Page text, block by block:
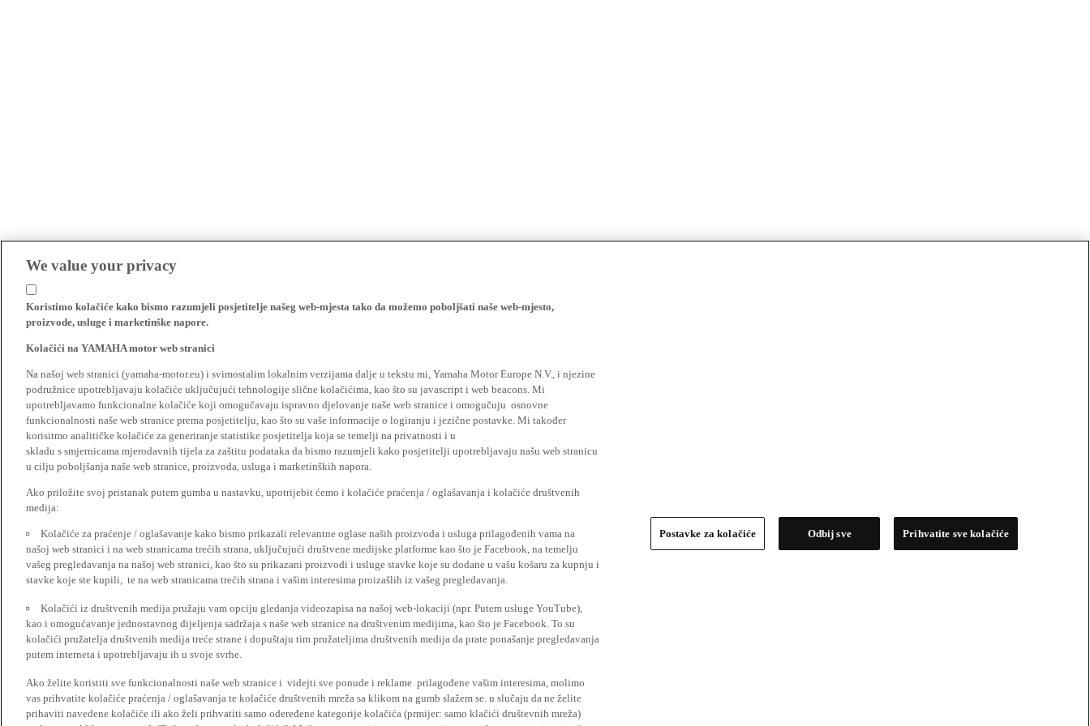
We value your privacy
Koristimo kolačiće kako bismo razumjeli posjetitelje našeg web-mjesta tako da možemo poboljšati naše web-mjesto,
proizvode, usluge i marketinške napore.
Kolačići na YAMAHA motor web stranici
Na našoj web stranici (yamaha-motor.eu) i svimostalim lokalnim verzijama dalje u tekstu mi, Yamaha Motor Europe N.V., i njezine
podružnice upotrebljavaju kolačiće uključujući tehnologije slične kolačićima, kao što su javascript i web beacons. Mi
upotrebljavamo funkcionalne kolačiće koji omogučavaju ispravno djelovanje naše web stranice i omogučuju osnovne
funkcionalnosti naše web stranice prema posjetitelju, kao što su vaše informacije o logiranju i jezične postavke. Mi također
korisitmo analitičke kolačiće za generiranje statistike posjetitelja koja se temelji na privatnosti i u
skladu s smjernicama mjerodavnih tijela za zaštitu podataka da bismo razumjeli kako posjetitelji upotrebljavaju našu web stranicu
u cilju poboljšanja naše web stranice, proizvoda, usluga i marketinških napora.
Ako priložite svoj pristanak putem gumba u nastavku, upotrijebit ćemo i kolačiće praćenja / oglašavanja i kolačiće društvenih
medija:
Kolačiće za praćenje / oglašavanje kako bismo prikazali relevantne oglase naših proizvoda i usluga prilagođenih vama na
našoj web stranici i na web stranicama trećih strana, uključujući društvene medijske platforme kao što je Facebook, na temelju
vašeg pregledavanja na našoj web stranici, kao što su prikazani proizvodi i usluge stavke koje su dodane u vašu košaru za kupnju i
stavke koje ste kupili, te na web stranicama trećih strana i vašim interesima proizašlih iz vašeg pregledavanja.
Kolačići iz društvenih medija pružaju vam opciju gledanja videozapisa na našoj web-lokaciji (npr. Putem usluge YouTube),
kao i omogućavanje jednostavnog dijeljenja sadržaja s naše web stranice na društvenim medijima, kao što je Facebook. To su
kolačići pružatelja društvenih medija treće strane i dopuštaju tim pružateljima društvenih medija da prate ponašanje pregledavanja
putem interneta i upotrebljavaju ih u svoje svrhe.
Ako želite koristiti sve funkcionalnosti naše web stranice i videjti sve ponude i reklame prilagođene vašim interesima, molimo
vas prihvatite kolačiće praćenja / oglašavanja te kolačiće društvenih mreža sa klikom na gumb slažem se. u slučaju da ne želite
prihaviti navedene kolačiće ili ako želi prihvatiti samo odeređene kategorije kolačića (prmijer: samo klačići društevnih mreža)
Postavke za kolačiće Odbij sve Prihvatite sve kolačiće